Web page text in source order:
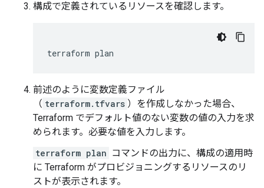
構成で定義されているリソースを確認します。
前述のように変数定義ファイル
（ terraform.tfvars ）を作成しなかった場合、
Terraform でデフォルト値のない変数の値の入力を求
められます。必要な値を入力します。
terraform plan コマンドの出力に、構成の適用時
に Terraform がプロビジョニングするリソースのリ
ストが表示されます。